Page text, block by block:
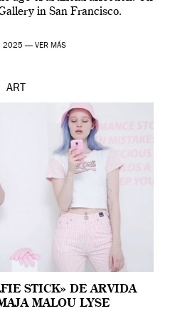
in San Francisco.
2025 — VER MÁS
ART
STICK» DE ARVIDA
MALOU LYSE